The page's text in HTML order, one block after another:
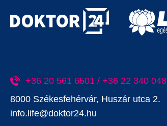
+36 20 561 6501 / +36 22 340 048
8000 Székesfehérvár, Huszár utca 2.
info.life@doktor24.hu